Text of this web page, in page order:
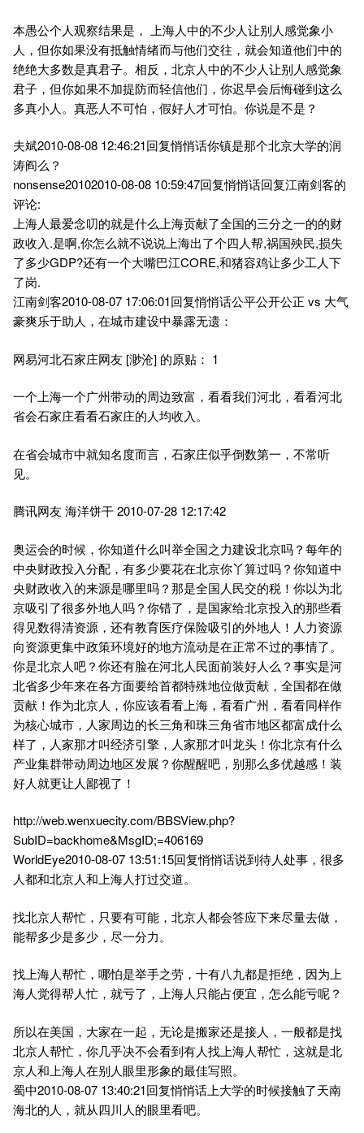
本愚公个人观察结果是， 上海人中的不少人让别人感觉象小
人，但你如果没有抵触情绪而与他们交往，就会知道他们中的
绝绝大多数是真君子。相反，北京人中的不少人让别人感觉象
君子，但你如果不加提防而轻信他们，你迟早会后悔碰到这么
多真小人。真恶人不可怕，假好人才可怕。你说是不是？
夫斌2010-08-08 12:46:21回复悄悄话你镇是那个北京大学的润
涛阎么？
nonsense20102010-08-08 10:59:47回复悄悄话回复江南剑客的
评论:
上海人最爱念叨的就是什么上海贡献了全国的三分之一的的财
政收入.是啊,你怎么就不说说上海出了个四人帮,祸国殃民,损失
了多少GDP?还有一个大嘴巴江CORE,和猪容鸡让多少工人下
了岗.
江南剑客2010-08-07 17:06:01回复悄悄话公平公开公正 vs 大气
豪爽乐于助人，在城市建设中暴露无遗：
网易河北石家庄网友 [渺沧] 的原贴： 1
一个上海一个广州带动的周边致富，看看我们河北，看看河北
省会石家庄看看石家庄的人均收入。
在省会城市中就知名度而言，石家庄似乎倒数第一，不常听
见。
腾讯网友 海洋饼干 2010-07-28 12:17:42
奥运会的时候，你知道什么叫举全国之力建设北京吗？每年的
中央财政投入分配，有多少要花在北京你丫算过吗？你知道中
央财政收入的来源是哪里吗？那是全国人民交的税！你以为北
京吸引了很多外地人吗？你错了，是国家给北京投入的那些看
得见数得清资源，还有教育医疗保险吸引的外地人！人力资源
向资源更集中政策环境好的地方流动是在正常不过的事情了。
你是北京人吧？你还有脸在河北人民面前装好人么？事实是河
北省多少年来在各方面要给首都特殊地位做贡献，全国都在做
贡献！作为北京人，你应该看看上海，看看广州，看看同样作
为核心城市，人家周边的长三角和珠三角省市地区都富成什么
样了，人家那才叫经济引擎，人家那才叫龙头！你北京有什么
产业集群带动周边地区发展？你醒醒吧，别那么多优越感！装
好人就更让人鄙视了！
http://web.wenxuecity.com/BBSView.php?
SubID=backhome&MsgID;=406169
WorldEye2010-08-07 13:51:15回复悄悄话说到待人处事，很多
人都和北京人和上海人打过交道。
找北京人帮忙，只要有可能，北京人都会答应下来尽量去做，
能帮多少是多少，尽一分力。
找上海人帮忙，哪怕是举手之劳，十有八九都是拒绝，因为上
海人觉得帮人忙，就亏了，上海人只能占便宜，怎么能亏呢？
所以在美国，大家在一起，无论是搬家还是接人，一般都是找
北京人帮忙，你几乎决不会看到有人找上海人帮忙，这就是北
京人和上海人在别人眼里形象的最佳写照。
蜀中2010-08-07 13:40:21回复悄悄话上大学的时候接触了天南
海北的人，就从四川人的眼里看吧。